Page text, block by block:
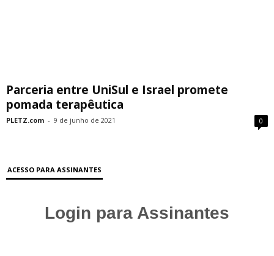
Parceria entre UniSul e Israel promete
pomada terapêutica
PLETZ.com - 9 de junho de 2021 0
ACESSO PARA ASSINANTES
Login para Assinantes